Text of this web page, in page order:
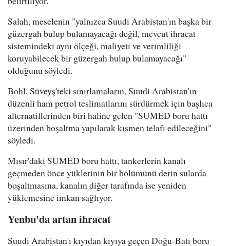
Salah, meselenin "yalnızca Suudi Arabistan'ın başka bir
güzergah bulup bulamayacağı değil, mevcut ihracat
sistemindeki aynı ölçeği, maliyeti ve verimliliği
koruyabilecek bir güzergah bulup bulamayacağı"
olduğunu söyledi.
Bohl, Süveyş'teki sınırlamaların, Suudi Arabistan'ın
düzenli ham petrol teslimatlarını sürdürmek için başlıca
alternatiflerinden biri haline gelen "SUMED boru hattı
üzerinden boşaltma yapılarak kısmen telafi edileceğini"
söyledi.
Mısır'daki SUMED boru hattı, tankerlerin kanalı
geçmeden önce yüklerinin bir bölümünü derin sularda
boşaltmasına, kanalın diğer tarafında ise yeniden
yüklemesine imkan sağlıyor.
Yenbu'da artan ihracat
Suudi Arabistan'ı kıyıdan kıyıya geçen Doğu-Batı boru